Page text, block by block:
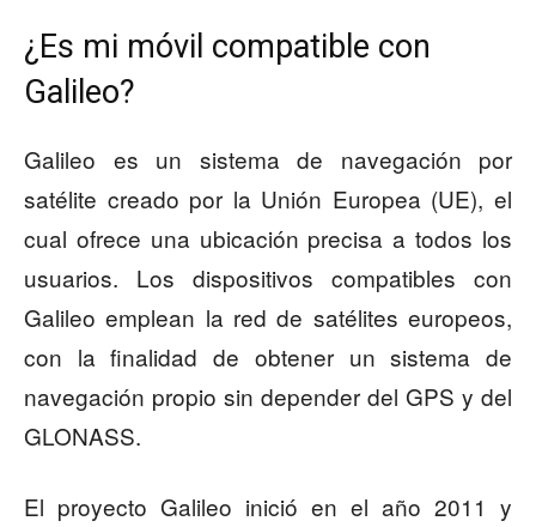
¿Es mi móvil compatible con
Galileo?
Galileo es un sistema de navegación por
satélite creado por la Unión Europea (UE), el
cual ofrece una ubicación precisa a todos los
usuarios. Los dispositivos compatibles con
Galileo emplean la red de satélites europeos,
con la finalidad de obtener un sistema de
navegación propio sin depender del GPS y del
GLONASS.
El proyecto Galileo inició en el año 2011 y